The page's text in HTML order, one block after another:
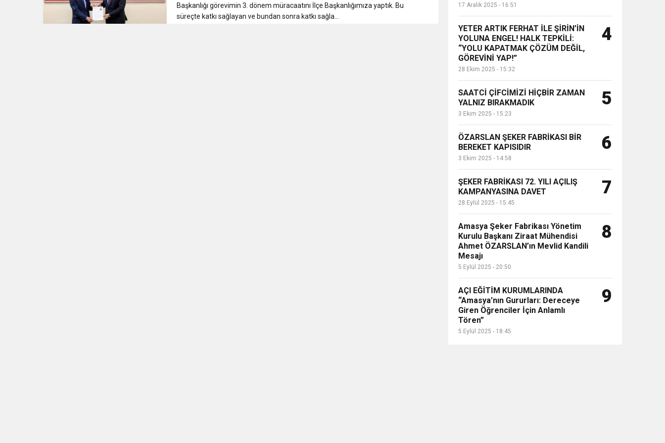
Başkanlığı görevimin 3. dönem müracaatını İlçe Başkanlığımıza yaptık. Bu
süreçte katkı sağlayan ve bundan sonra katkı sağla...
17 Aralık 2025 - 16:51
YETER ARTIK FERHAT İLE ŞİRİN’İN
YOLUNA ENGEL! HALK TEPKİLİ:
“YOLU KAPATMAK ÇÖZÜM DEĞİL,
GÖREVİNİ YAP!”
28 Ekim 2025 - 15:32
4
SAATCİ ÇİFCİMİZİ HİÇBİR ZAMAN
YALNIZ BIRAKMADIK
3 Ekim 2025 - 15:23
5
ÖZARSLAN ŞEKER FABRİKASI BİR
BEREKET KAPISIDIR
3 Ekim 2025 - 14:58
6
ŞEKER FABRİKASI 72. YILI AÇILIŞ
KAMPANYASINA DAVET
28 Eylül 2025 - 15:45
7
Amasya Şeker Fabrikası Yönetim
Kurulu Başkanı Ziraat Mühendisi
Ahmet ÖZARSLAN’ın Mevlid Kandili
Mesajı
5 Eylül 2025 - 20:50
8
AÇI EĞİTİM KURUMLARINDA
“Amasya’nın Gururları: Dereceye
Giren Öğrenciler İçin Anlamlı
Tören”
5 Eylül 2025 - 18:45
9